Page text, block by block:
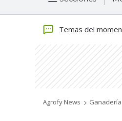
Temas del
Agrofy News Ganadería